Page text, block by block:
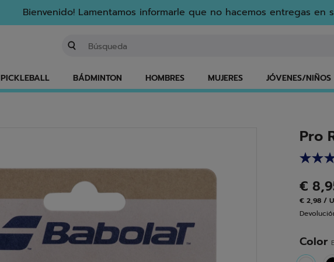
Bienvenido! Lamentamos informarle que no hacemos entregas en
PICKLEBALL BÁDMINTON HOMBRES MUJERES JÓVENES/NIÑOS
Pro
€
€ 2,98 /
Color